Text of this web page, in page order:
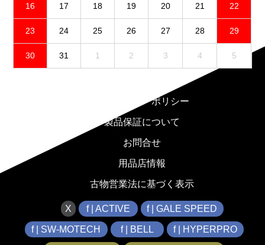
16 17 18 19 20 21 22
23 24 25 26 27 28 29
30 31 1 2 3 4 5
プライバシーポリシー
製品保証について
お問合せ
用品店情報
古物営業法に基づく表示
X f | ACTIVE f | GALE SPEED
f | SW-MOTECH f | BELL f | HYPERPRO